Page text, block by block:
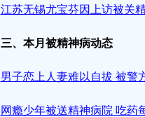
江苏无锡尤宝芬因上访被关
三、本月被精神病动态
男子恋上人妻难以自拔 被警
网瘾少年被送精神病院 吃药